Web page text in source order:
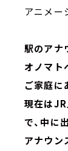
アニメー
駅のアナ
オノマト
ご家庭に
現在はJR
で、中に
アナウン